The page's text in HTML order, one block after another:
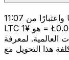
واعتبارًا من 11:07 UTC ، فإن معدل منتصف السوق JPY إلى
LTC هو ¥1 = Ł0.00013. سعر منتصف السوق هو نقطة المنتصف
العالمية. لمعرفة